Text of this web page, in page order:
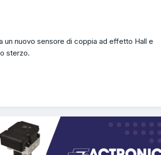
nuovo sensore di coppia ad effetto Hall e
sterzo.